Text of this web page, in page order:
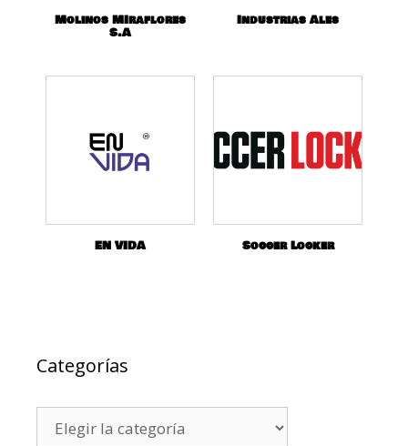
Molinos MIraflores
S.A
Industrias Ales
EN VIDA Soccer Locker
Categorías